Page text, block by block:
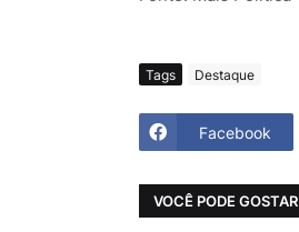
Tags Destaque
Facebook
VOCÊ PODE GOSTAR